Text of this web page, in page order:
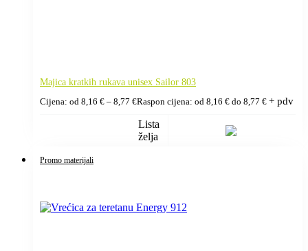
Majica kratkih rukava unisex Sailor 803
Cijena: od 8,16 € – 8,77 €Raspon cijena: od 8,16 € do 8,77 € + pdv
Lista
želja
Promo materijali